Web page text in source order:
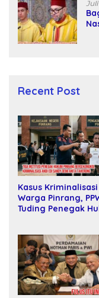
Recent Post
Kasus Kriminalisasi
Warga Pinrang,
Tuding Penegak